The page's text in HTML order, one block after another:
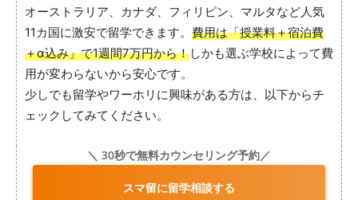
オーストラリア、カナダ、フィリピン、マルタなど人気
11カ国に激安で留学できます。 費用は「授業料＋宿泊費
＋α込み」で1週間7万円から！しかも選ぶ学校によって費
用が変わらないから安心です。
少しでも留学やワーホリに興味がある方は、以下からチ
ェックしてみてください。
＼ 30秒で無料カウンセリング予約／
スマ留に留学相談する